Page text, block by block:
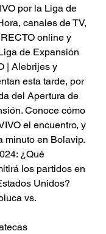
por la Liga de
canales de TV,
online y
de Expansión
| Alebrijes y
esta tarde, por
del Apertura de
Conoce cómo
el encuentro, y
minuto en Bolavip.
¿Qué
los partidos en
Unidos?
vs.